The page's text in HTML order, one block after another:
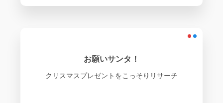
お願いサンタ！
クリスマスプレゼントをこっそりリサーチ